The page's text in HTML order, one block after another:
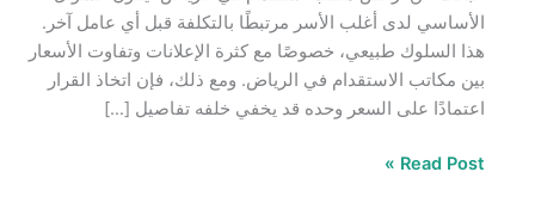
الأساسي لدى أغلب الأسر مرتبطًا بالتكلفة قبل أي عامل آخر.
هذا السلوك طبيعي، خصوصًا مع كثرة الإعلانات وتفاوت الأسعار
بين مكاتب الاستقدام في الرياض. ومع ذلك، فإن اتخاذ القرار
اعتمادًا على السعر وحده قد يخفي خلفه تفاصيل […]
Read Post »